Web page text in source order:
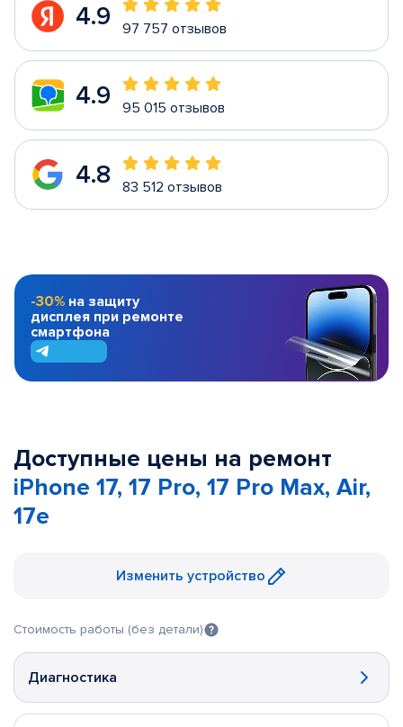
4.9 97 757 отзывов
4.9 95 015 отзывов
4.8 83 512 отзывов
-30% на защиту
дисплея при ремонте
смартфона
Доступные цены на ремонт
iPhone 17, 17 Pro, 17 Pro Max, Air,
17e
Изменить устройство
Стоимость работы (без детали)
Диагностика